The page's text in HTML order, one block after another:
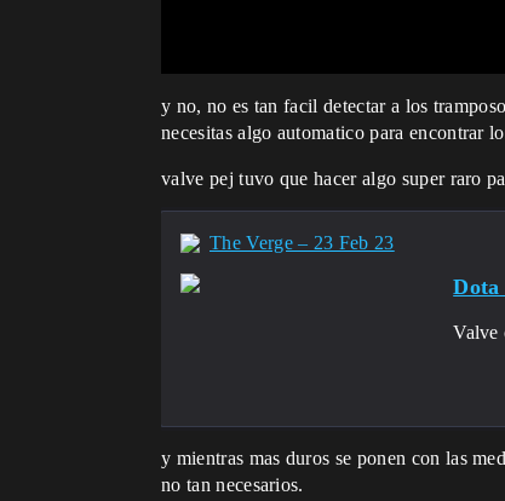
y no, no es tan facil detectar a los
necesitas algo automatico para encontrar
valve pej tuvo que hacer algo super raro
The Verge – 23 Feb 23
Dota
Valve
y mientras mas duros se ponen con las
no tan necesarios.